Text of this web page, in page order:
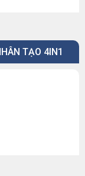
TẠO 4IN1